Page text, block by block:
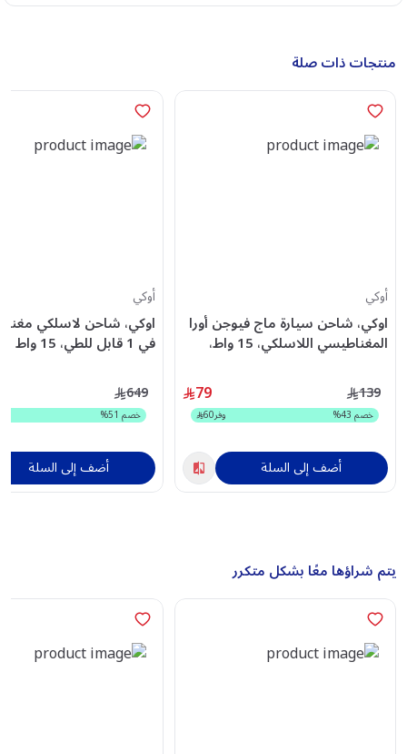
منتجات ذات صلة
أوكي
اوكي، شاحن سيارة ماج فيوجن أورا
المغناطيسي اللاسلكي، 15 واط،
79 139
خصم43
% وفر60
أضف إلى السلة
أوكي
في 1 قابل للطي، 15 واط - رمادي
649
خصم 51
%
أضف إلى السلة
يتم شراؤها معًا بشكل متكرر